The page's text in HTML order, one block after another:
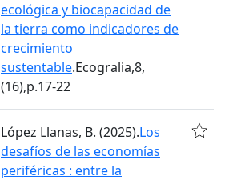
ecológica y biocapacidad de
la tierra como indicadores de
crecimiento
sustentable.Ecogralia,8,
(16),p.17-22
López Llanas, B. (2025).Los
desafíos de las economías
periféricas : entre la